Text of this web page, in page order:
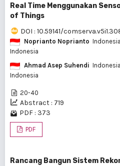
Real Time Menggunakan
of Things
DOI : 10.59141/
Noprianto Noprianto Indonesia
Indonesia
Ahmad Asep Suhendi Indonesia
Indonesia
20-40
Abstract : 719
PDF : 373
PDF
Rancang Bangun Sistem